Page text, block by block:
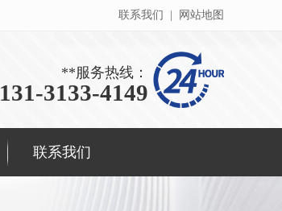
联系我们 网站地图
**服务热线：
131-3133-4149
联系我们